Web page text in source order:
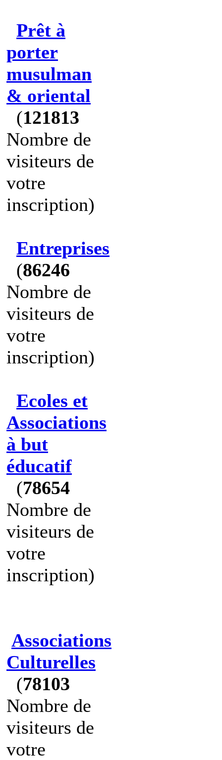
Prêt à
porter
musulman
& oriental
(121813
Nombre de
visiteurs de
votre
inscription)
Entreprises
(86246
Nombre de
visiteurs de
votre
inscription)
Ecoles et
Associations
à but
éducatif
(78654
Nombre de
visiteurs de
votre
inscription)
Associations
Culturelles
(78103
Nombre de
visiteurs de
votre